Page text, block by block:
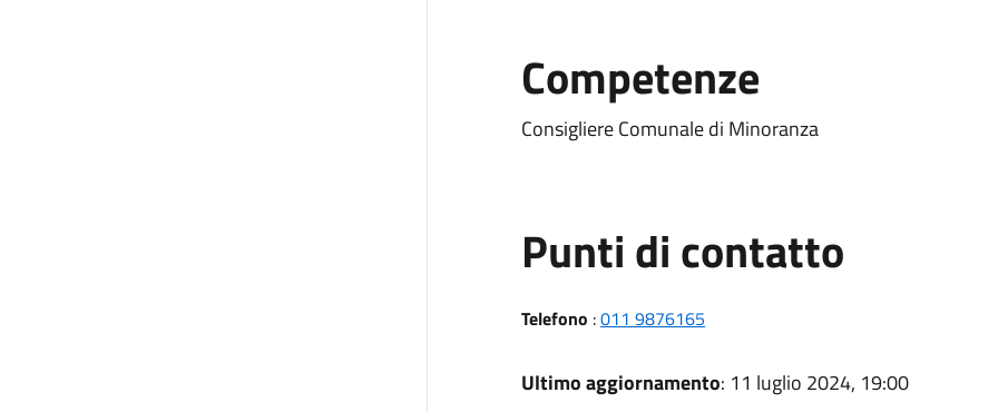
Competenze
Consigliere Comunale di Minoranza
Punti di contatto
Telefono :011 9876165
Ultimo aggiornamento: 11 luglio 2024, 19:00